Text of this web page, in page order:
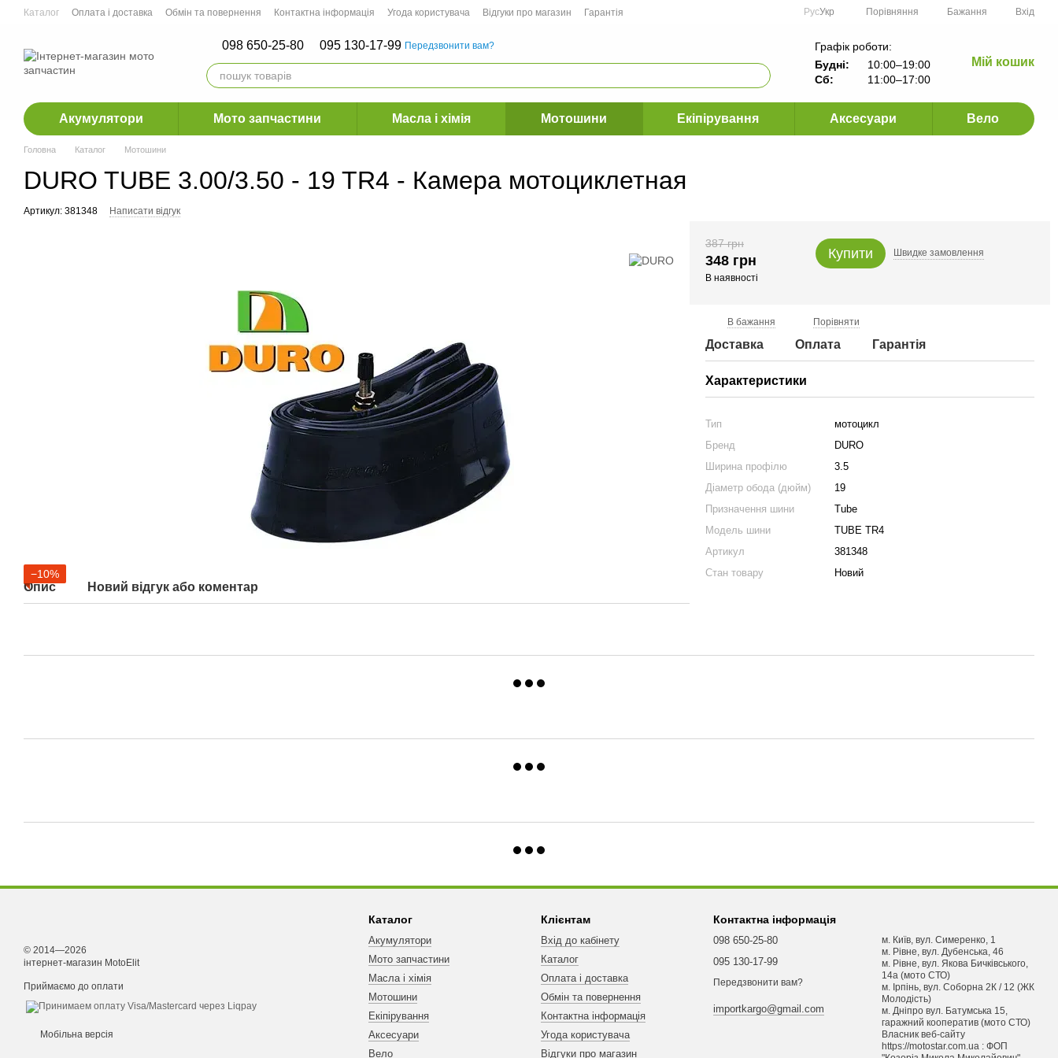
Перейти до основного контенту
Каталог Оплата і доставка Обмін та повернення Контактна інформація Угода користувача Відгуки про магазин
Гарантія
РусУкр Порівняння Бажання Вхід
098 650-25-80 095 130-17-99 Передзвонити вам?
Графік роботи:
Будні:
10:00–19:00
Сб:
11:00–17:00
Мій кошик
Акумулятори Мото запчастини Масла і хімія Мотошини Екіпірування Аксесуари Вело
Головна Каталог Мотошини
DURO TUBE 3.00/3.50 - 19 TR4 - Камера мотоциклетная
Артикул: 381348 Написати відгук
−10%
Опис Новий відгук або коментар
387 грн
348 грн
В наявності
Купити Швидке замовлення
В бажання Порівняти
Доставка Оплата Гарантія
Характеристики
Тип
мотоцикл
Бренд
DURO
Ширина профілю
3.5
Діаметр обода (дюйм)
19
Призначення шини
Tube
Модель шини
TUBE TR4
Артикул
381348
Стан товару
Новий
© 2014—2026
інтернет-магазин MotoElit
Приймаємо до оплати
Мобільна версія
Каталог
Акумулятори
Мото запчастини
Масла і хімія
Мотошини
Екіпірування
Аксесуари
Вело
Клієнтам
Вхід до кабінету
Каталог
Оплата і доставка
Обмін та повернення
Контактна інформація
Угода користувача
Відгуки про магазин
Контактна інформація
098 650-25-80
095 130-17-99
Передзвонити вам?
importkargo@gmail.com
м. Київ, вул. Симеренко, 1
м. Рівне, вул. Дубенська, 46
м. Рівне, вул. Якова Бичківського,
14а (мото СТО)
м. Ірпінь, вул. Соборна 2К / 12 (ЖК
Молодість)
м. Днiпро вул. Батумська 15,
гаражний кооператив (мото СТО)
Власник веб-сайту
https://motostar.com.ua : ФОП